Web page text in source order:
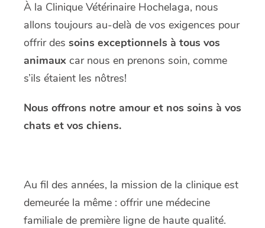
À la Clinique Vétérinaire Hochelaga, nous
allons toujours au-delà de vos exigences pour
offrir des soins exceptionnels à tous vos
animaux car nous en prenons soin, comme
s’ils étaient les nôtres!
Nous offrons notre amour et nos soins à vos
chats et vos chiens.
Au fil des années, la mission de la clinique est
demeurée la même : offrir une médecine
familiale de première ligne de haute qualité.